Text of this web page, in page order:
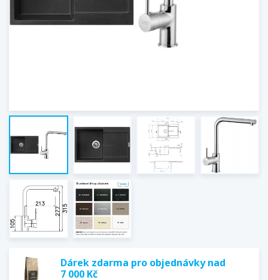
Dárek zdarma pro objednávky nad
7 000 Kč